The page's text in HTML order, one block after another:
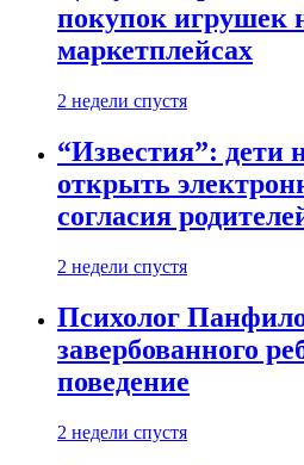
покупок игрушек
маркетплейсах
2 недели спустя
“Известия”: дети
открыть
согласия
2 недели спустя
Психолог
завербованного
поведение
2 недели спустя